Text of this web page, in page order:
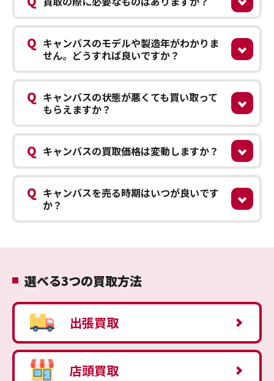
Q キャンバスのモデルや製造年がわかりま
せん。どうすれば良いですか？
Q キャンバスの状態が悪くても買い取って
もらえますか？
Q キャンバスの買取価格は変動しますか？
Q キャンバスを売る時期はいつが良いです
か？
選べる3つの買取方法
出張買取
店頭買取